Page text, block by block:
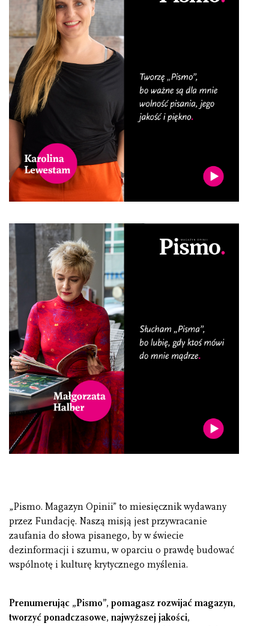
„Pismo. Magazyn Opinii” to miesięcznik wydawany
przez Fundację. Naszą misją jest przywracanie
zaufania do słowa pisanego, by w świecie
dezinformacji i szumu, w oparciu o prawdę budować
wspólnotę i kulturę krytycznego myślenia.
Prenumerując „Pismo”, pomagasz rozwijać magazyn,
tworzyć ponadczasowe, najwyższej jakości,